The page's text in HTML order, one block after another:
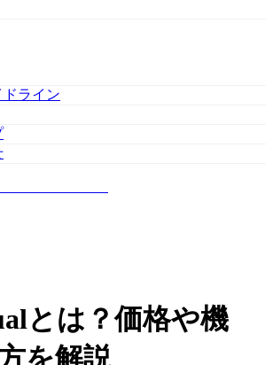
ドライン
とは？価格や機
を解説